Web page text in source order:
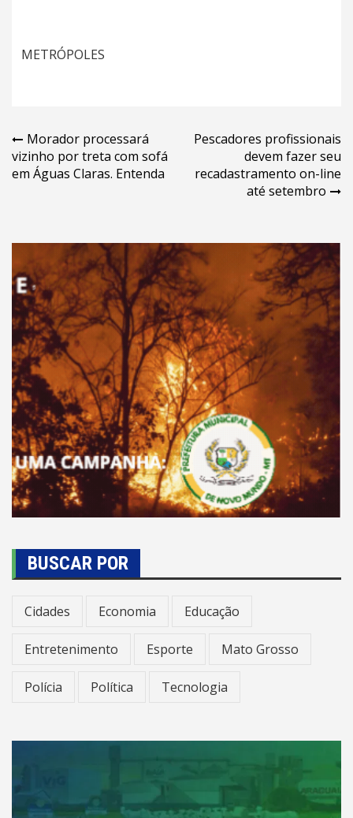
METRÓPOLES
Navegação
de
Morador processará
vizinho por treta com sofá
em Águas Claras. Entenda
Pescadores profissionais
devem fazer seu
recadastramento on-line
até setembro
BUSCAR POR
Cidades Economia Educação
Entretenimento Esporte Mato Grosso
Polícia Política Tecnologia